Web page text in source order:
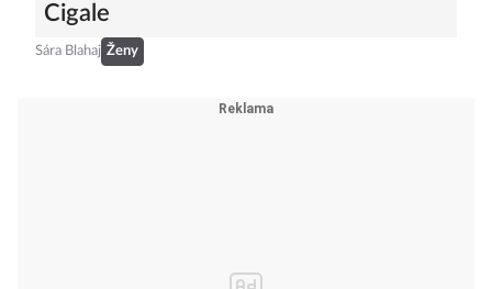
Cigale
Sára Blahaj Ženy